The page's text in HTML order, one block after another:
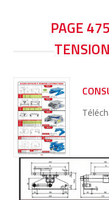
PAGE
NAVIGATION